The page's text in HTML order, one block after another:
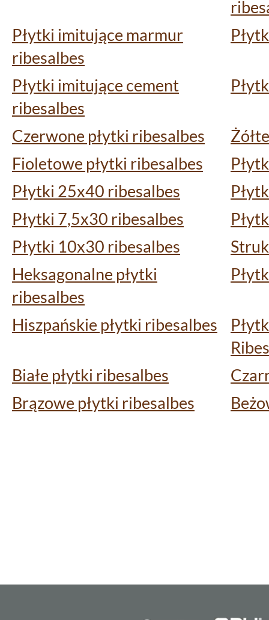
Płytki imitujące marmur
ribesalbes
Płytki imitujące cement
ribesalbes
Czerwone płytki ribesalbes
Fioletowe płytki ribesalbes
Płytki 25x40 ribesalbes
Płytki 7,5x30 ribesalbes
Płytki 10x30 ribesalbes
Heksagonalne płytki
ribesalbes
Hiszpańskie płytki ribesalbes
Białe płytki ribesalbes
Brązowe płytki ribesalbes